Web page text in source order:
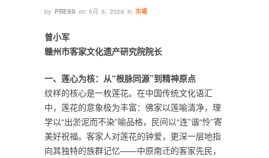
by PRESS on 5月 6, 2026 in 市場
曾小军
赣州市客家文化遗产研究院院长
一、莲心为核：从“根脉同源”到精神原点
纹样的核心是一枚莲花。在中国传统文化语汇
中，莲花的意象极为丰富：佛家以莲喻清净，理
学以“出淤泥而不染”喻品格，民间以“连”谐“怜”寄
美好祝福。客家人对莲花的钟爱，更深一层地指
向其独特的族群记忆——中原南迁的客家先民，